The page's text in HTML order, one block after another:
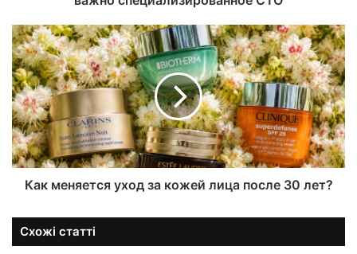
Как меняется уход за кожей лица после 30 лет?
Схожі статті